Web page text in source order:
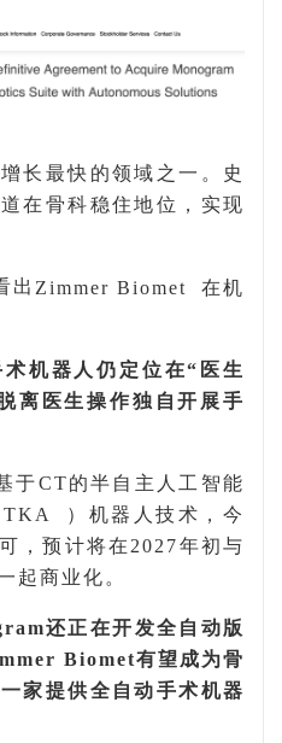
长最快的领域之一。史
在骨科稳住地位，实现
出 Zimmer Biomet
在机
术机器人仍定位在“医生
离医生操作独自开展手
于CT的半自主人工智能
TKA
）机器人技术，今
，预计将在 2027年初与
起商业化。
还正在开发全自动版
Biomet有望成为骨
家提供全自动手术机器